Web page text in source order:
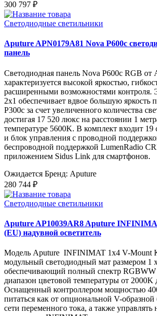
300 797 ₽
Светодиодные светильники
Aputure APN0179A81 Nova P600c
панель
Светодиодная панель Nova P600c RGB от
характеризуется высокой яркостью,
расширенными возможностями контроля.
2x1 обеспечивает вдвое большую яркость
P300c за счет увеличенного количества
достигая 17 520 люкс на расстоянии 1
температуре 5600K. В комплект входит 19
и блок управления с проводной
беспроводной поддержкой LumenRadio
приложением Sidus Link для смартфонов.
Ожидается Бренд: Aputure
280 744 ₽
Светодиодные светильники
Aputure AP10039AR8 Aputure
(EU) надувной осветитель
Модель Aputure INFINIMAT 1x4 V-Mount
модульный светодиодный мат размером 1
обеспечивающий полный спектр
диапазон цветовой температуры от 2000K
Оснащенный контроллером мощностью
питаться как от опциональной V-образной
сети переменного тока, а также управлять